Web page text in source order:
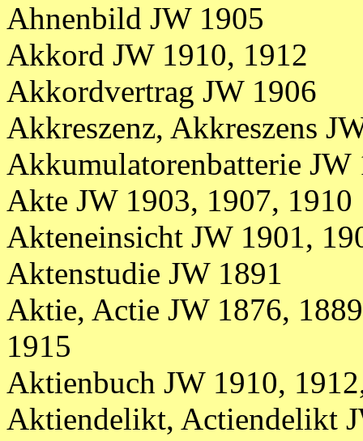
Ahnenbild JW 1905
Akkord JW 1910, 1912
Akkordvertrag JW 1906
Akkreszenz, Akkreszens
Akkumulatorenbatterie JW
Akte JW 1903, 1907, 1910
Akteneinsicht JW 1901,
Aktenstudie JW 1891
Aktie, Actie JW 1876,
1915
Aktienbuch JW 1910,
Aktiendelikt, Actiendelikt